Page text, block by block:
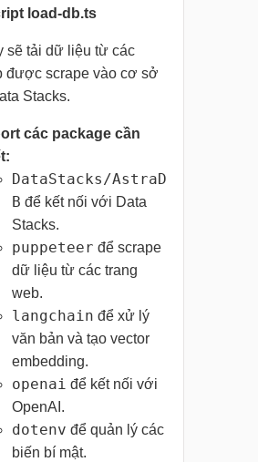
load-db.ts
sẽ tải dữ liệu từ các
được scrape vào cơ sở
Stacks.
các package cần
DataStacks/AstraD
B để kết nối với Data
Stacks.
puppeteer để scrape
dữ liệu từ các trang
web.
langchain để xử lý
văn bản và tạo vector
embedding.
openai để kết nối với
OpenAI.
dotenv để quản lý các
biến bí mật.